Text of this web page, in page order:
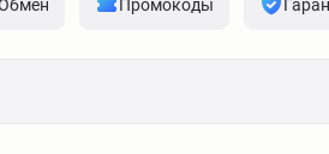
Промокоды